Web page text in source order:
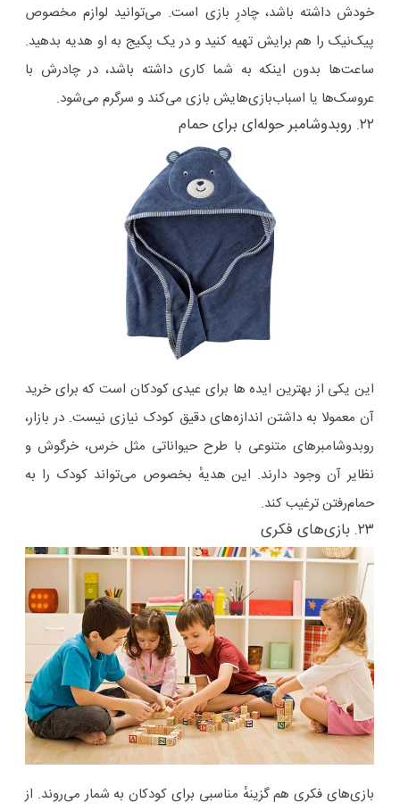
خودش داشته باشد، چادرِ بازی است. می‌توانید لوازم مخصوص
پیک‌نیک را هم برایش تهیه کنید و در یک پکیج به او هدیه بدهید.
ساعت‌ها بدون اینکه به شما کاری داشته باشد، در چادرش با
عروسک‌ها یا اسباب‌بازی‌هایش بازی می‌کند و سرگرم می‌شود.
۲۲. روبدوشامبر حوله‌ای برای حمام
این یکی از بهترین ایده ها برای عیدی کودکان است که برای خرید
آن معمولا به داشتن اندازه‌های دقیق کودک نیازی نیست. در بازار،
روبدوشامبرهای متنوعی با طرح حیواناتی مثل خرس، خرگوش و
نظایر آن وجود دارند. این هدیهٔ بخصوص می‌تواند کودک را به
حمام‌رفتن ترغیب کند.
۲۳. بازی‌های فکری
بازی‌های فکری هم گزینهٔ مناسبی برای کودکان به‌ شمار می‌روند. از